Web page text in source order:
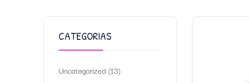
CATEGORIAS
Uncategorized 13